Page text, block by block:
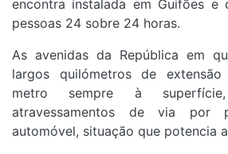
encontra instalada em Guifões e
pessoas 24 sobre 24 horas.
As avenidas da República em
largos quilómetros de
metro sempre à
atravessamentos de via por
automóvel, situação que potencia